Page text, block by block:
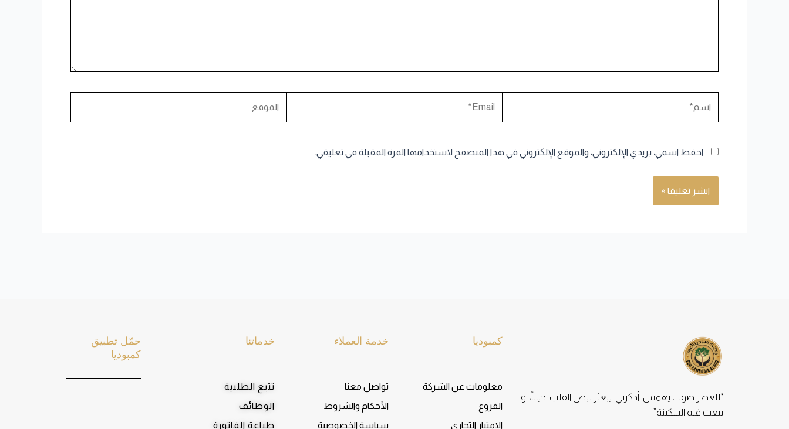
احفظ اسمي، بريدي الإلكتروني، والموقع الإلكتروني في هذا المتصفح لاستخدامها المرة المقبلة في تعليقي.
“للعطر صوت يهمس، أذكرني. يبعثر نبض القلب احياناً، او
يبعث فيه السكينة”
كمبوديا
معلومات عن الشركة
الفروع
الإمتياز التجاري
خدمة العملاء
تواصل معنا
الأحكام والشروط
سياسة الخصوصية
خدماتنا
تتبع الطلبية
الوظائف
طباعة الفاتورة
حمّل تطبيق
كمبوديا